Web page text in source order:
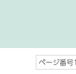
ページ番